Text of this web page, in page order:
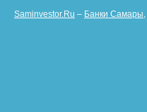
Saminvestor.Ru – Банки Самары